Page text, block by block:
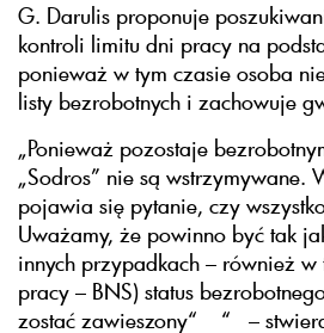
G. Darulis proponuje
kontroli limitu dni pracy na
ponieważ w tym czasie osoba
listy bezrobotnych i zachowuje
„Ponieważ pozostaje
„Sodros” nie są wstrzymywane.
pojawia się pytanie, czy
Uważamy, że powinno być tak
innych przypadkach – również
pracy – BNS) status
zostać zawieszony“ “ –